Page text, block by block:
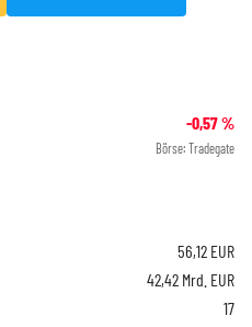
-0,57%
Börse: Tradegate
56,12 EUR
42,42 Mrd. EUR
17